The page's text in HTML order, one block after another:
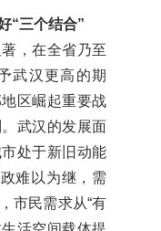
“三个结合”
，在全省乃至
武汉更高的期
区崛起重要战
武汉的发展面
处于新旧动能
难以为继，需
市民需求从“有